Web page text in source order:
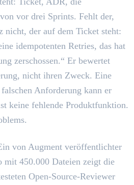
vor drei Sprints. Fehlt der,
nicht, der auf dem Ticket steht:
idempotenten Retries, das hat
zerschossen.“ Er bewertet
nicht ihren Zweck. Eine
Anforderung kann er
keine fehlende Produktfunktion.
von Augment veröffentlichter
mit 450.000 Dateien zeigt die
Open-Source-Reviewer